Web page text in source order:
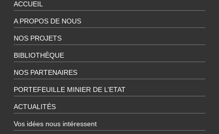
ACCUEIL
A PROPOS DE NOUS
NOS PROJETS
BIBLIOTHÈQUE
NOS PARTENAIRES
PORTEFEUILLE MINIER DE L’ETAT
ACTUALITÉS
Vos idées nous intéressent